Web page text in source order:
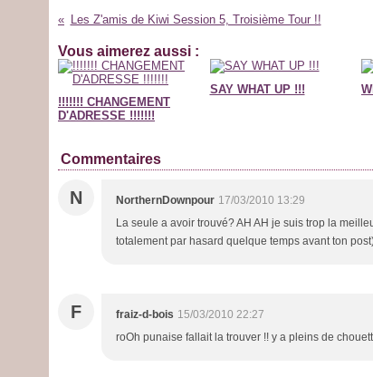
Les Z'amis de Kiwi Session 5, Troisième Tour !!
Vous aimerez aussi :
!!!!!!! CHANGEMENT
D'ADRESSE !!!!!!!
SAY WHAT UP !!!
Commentaires
N NorthernDownpour 17/03/2010 13:29
La seule a avoir trouvé? AH AH je suis trop la
totalement par hasard quelque temps avant ton
F fraiz-d-bois 15/03/2010 22:27
roOh punaise fallait la trouver !! y a pleins de